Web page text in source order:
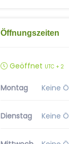
Öffnungszeiten
Geöffnet UTC + 2
Montag Keine
Dienstag Keine